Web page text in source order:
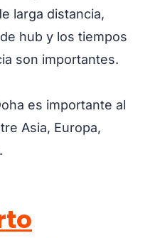
larga distancia,
hub y los tiempos
son importantes.
es importante al
Asia, Europa,